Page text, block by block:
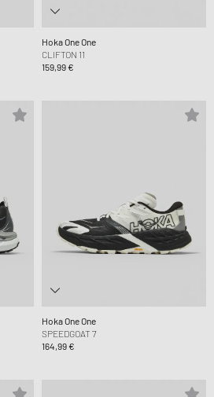
Hoka One One
CLIFTON 11
159,99 €
Hoka One One
SPEEDGOAT 7
164,99 €